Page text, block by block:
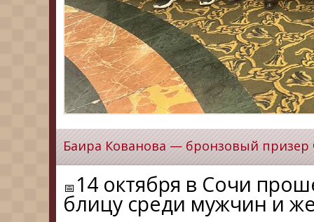
Баира Кованова — бронзовый призер
14 октября в Сочи
блицу среди мужчин и